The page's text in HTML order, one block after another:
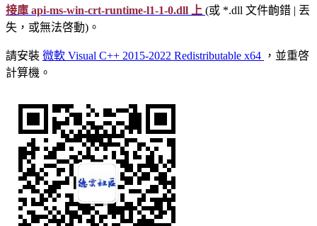
接庫 api-ms-win-crt-runtime-l1-1-0.dll 上 (或 *.dll 文件齣錯 | 丟
失，或無法啓動)。
請安裝 微軟 Visual C++ 2015-2022 Redistributable x64 ，並重啓
計算機。